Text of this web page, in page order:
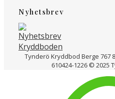
Nyhetsbrev
Tynderö Kryddbod Berge 767
610424-1226 © 2025